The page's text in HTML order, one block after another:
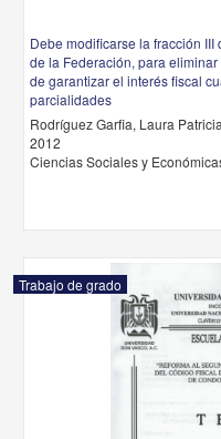
Debe modificarse la fracción
de la Federación, para
de garantizar el interés fiscal
parcialidades
Rodríguez Garfia, Laura Patricia
2012
Ciencias Sociales y
Trabajo de grado